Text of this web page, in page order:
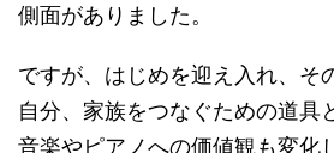
側面がありました。
ですが、はじめを迎え入れ、そ
自分、家族をつなぐための道具
音楽やピアノへの価値観も変化